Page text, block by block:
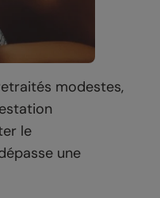
modestes,
le
une